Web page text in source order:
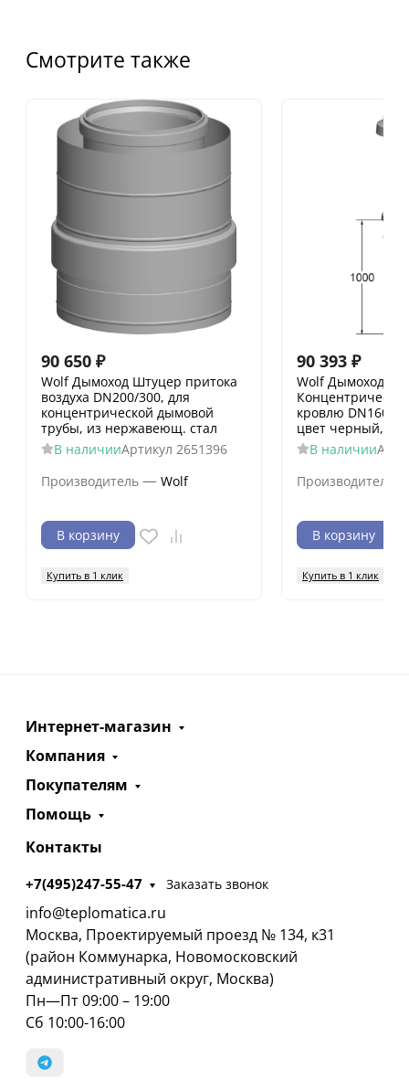
Смотрите также
90 650 ₽
Wolf Дымоход Штуцер притока
воздуха DN200/300, для
концентрической дымовой
трубы, из нержавеющ. стал
В наличииАртикул 2651396
Производитель — Wolf
В корзину
Купить в 1 клик
90 393 ₽
Wolf Дымоход
кровлю DN160/
цвет черный,
В наличии
Производитель
В корзину
Купить в 1 клик
Интернет-магазин
Компания
Покупателям
Помощь
Контакты
+7(495)247-55-47 Заказать звонок
info@teplomatica.ru
Москва, Проектируемый проезд № 134, к31
(район Коммунарка, Новомосковский
административный округ, Москва)
Пн—Пт 09:00 – 19:00
Сб 10:00-16:00